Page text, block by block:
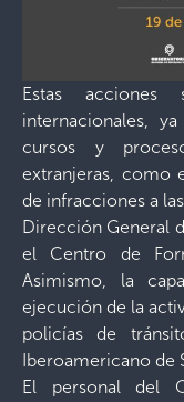
Estas acciones
internacionales,
cursos y
extranjeras, como
de infracciones a
Dirección General
el Centro de
Asimismo, la
ejecución de la
policías de
Iberoamericano de
El personal del